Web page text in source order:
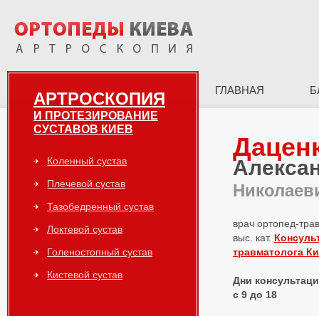
ГЛАВНАЯ
АРТРОСКОПИЯ
И ПРОТЕЗИРОВАНИЕ
СУСТАВОВ КИЕВ
Коленный сустав
Плечевой сустав
Тазобедренный сустав
Локтевой сустав
Голеностопный сустав
Кистевой сустав
врач ортопед-
выс. кат.
травматолога
Дни
с 9 до 18